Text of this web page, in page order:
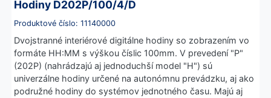
Hodiny D202P/100/4/D
Produktové číslo: 11140000
Dvojstranné interiérové digitálne hodiny so zobrazením vo
formáte HH:MM s výškou číslic 100mm. V prevedení "P"
(202P) (nahrádzajú aj jednoduchší model "H") sú
univerzálne hodiny určené na autonómnu prevádzku, aj ako
podružné hodiny do systémov jednotného času. Majú aj